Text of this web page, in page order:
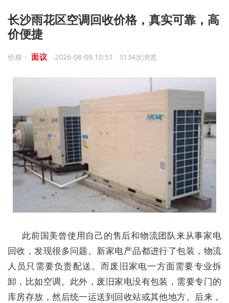
长沙雨花区空调回收价格，真实可靠，高
价便捷
价格： 面议 2026-08-09 10:51 3134次浏览
此前国美曾使用自己的售后和物流团队来从事家电
回收，发现很多问题。新家电产品都进行了包装，物流
人员只需要负责配送。而废旧家电一方面需要专业拆
卸，比如空调。此外，废旧家电没有包装，需要专门的
库房存放，然后统一运送到回收站或其他地方。后来，